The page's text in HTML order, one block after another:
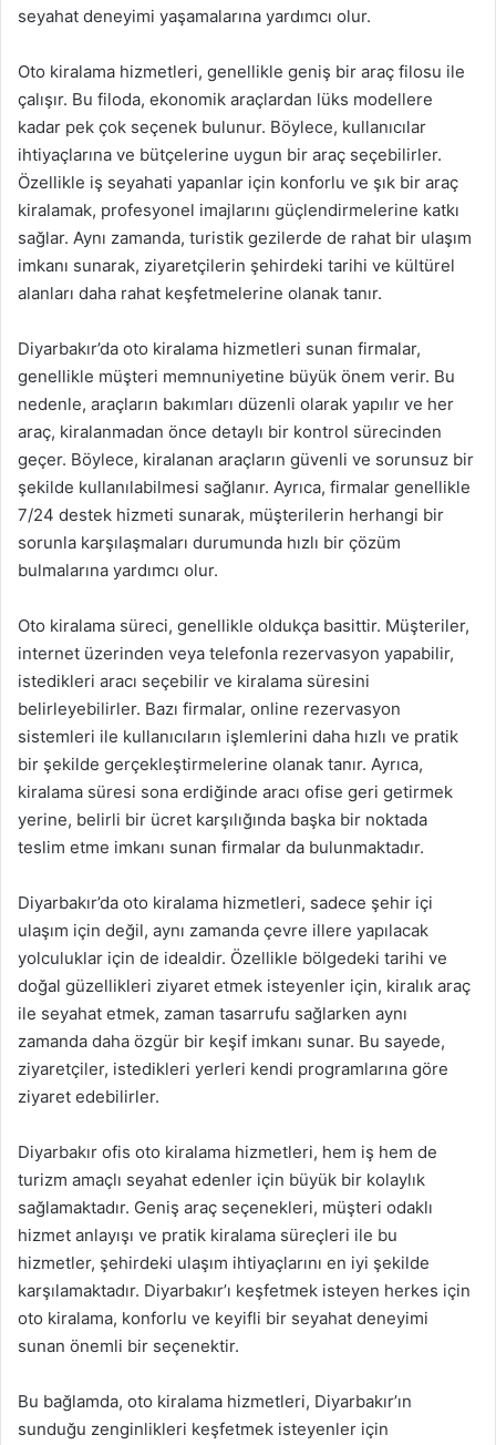
seyahat deneyimi yaşamalarına yardımcı olur.
Oto kiralama hizmetleri, genellikle geniş bir araç filosu ile
çalışır. Bu filoda, ekonomik araçlardan lüks modellere
kadar pek çok seçenek bulunur. Böylece, kullanıcılar
ihtiyaçlarına ve bütçelerine uygun bir araç seçebilirler.
Özellikle iş seyahati yapanlar için konforlu ve şık bir araç
kiralamak, profesyonel imajlarını güçlendirmelerine katkı
sağlar. Aynı zamanda, turistik gezilerde de rahat bir ulaşım
imkanı sunarak, ziyaretçilerin şehirdeki tarihi ve kültürel
alanları daha rahat keşfetmelerine olanak tanır.
Diyarbakır’da oto kiralama hizmetleri sunan firmalar,
genellikle müşteri memnuniyetine büyük önem verir. Bu
nedenle, araçların bakımları düzenli olarak yapılır ve her
araç, kiralanmadan önce detaylı bir kontrol sürecinden
geçer. Böylece, kiralanan araçların güvenli ve sorunsuz bir
şekilde kullanılabilmesi sağlanır. Ayrıca, firmalar genellikle
7/24 destek hizmeti sunarak, müşterilerin herhangi bir
sorunla karşılaşmaları durumunda hızlı bir çözüm
bulmalarına yardımcı olur.
Oto kiralama süreci, genellikle oldukça basittir. Müşteriler,
internet üzerinden veya telefonla rezervasyon yapabilir,
istedikleri aracı seçebilir ve kiralama süresini
belirleyebilirler. Bazı firmalar, online rezervasyon
sistemleri ile kullanıcıların işlemlerini daha hızlı ve pratik
bir şekilde gerçekleştirmelerine olanak tanır. Ayrıca,
kiralama süresi sona erdiğinde aracı ofise geri getirmek
yerine, belirli bir ücret karşılığında başka bir noktada
teslim etme imkanı sunan firmalar da bulunmaktadır.
Diyarbakır’da oto kiralama hizmetleri, sadece şehir içi
ulaşım için değil, aynı zamanda çevre illere yapılacak
yolculuklar için de idealdir. Özellikle bölgedeki tarihi ve
doğal güzellikleri ziyaret etmek isteyenler için, kiralık araç
ile seyahat etmek, zaman tasarrufu sağlarken aynı
zamanda daha özgür bir keşif imkanı sunar. Bu sayede,
ziyaretçiler, istedikleri yerleri kendi programlarına göre
ziyaret edebilirler.
Diyarbakır ofis oto kiralama hizmetleri, hem iş hem de
turizm amaçlı seyahat edenler için büyük bir kolaylık
sağlamaktadır. Geniş araç seçenekleri, müşteri odaklı
hizmet anlayışı ve pratik kiralama süreçleri ile bu
hizmetler, şehirdeki ulaşım ihtiyaçlarını en iyi şekilde
karşılamaktadır. Diyarbakır’ı keşfetmek isteyen herkes için
oto kiralama, konforlu ve keyifli bir seyahat deneyimi
sunan önemli bir seçenektir.
Bu bağlamda, oto kiralama hizmetleri, Diyarbakır’ın
sunduğu zenginlikleri keşfetmek isteyenler için